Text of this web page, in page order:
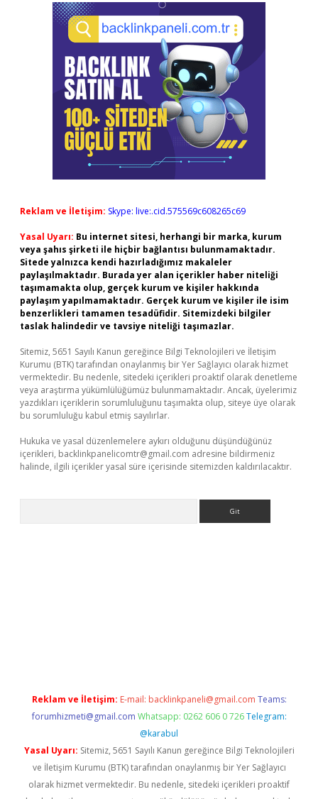
Reklam ve İletişim: Skype: live:.cid.575569c608265c69
Yasal Uyarı: Bu internet sitesi, herhangi bir marka, kurum
veya şahıs şirketi ile hiçbir bağlantısı bulunmamaktadır.
Sitede yalnızca kendi hazırladığımız makaleler
paylaşılmaktadır. Burada yer alan içerikler haber niteliği
taşımamakta olup, gerçek kurum ve kişiler hakkında
paylaşım yapılmamaktadır. Gerçek kurum ve kişiler ile isim
benzerlikleri tamamen tesadüfidir. Sitemizdeki bilgiler
taslak halindedir ve tavsiye niteliği taşımazlar.
Sitemiz, 5651 Sayılı Kanun gereğince Bilgi Teknolojileri ve İletişim
Kurumu (BTK) tarafından onaylanmış bir Yer Sağlayıcı olarak hizmet
vermektedir. Bu nedenle, sitedeki içerikleri proaktif olarak denetleme
veya araştırma yükümlülüğümüz bulunmamaktadır. Ancak, üyelerimiz
yazdıkları içeriklerin sorumluluğunu taşımakta olup, siteye üye olarak
bu sorumluluğu kabul etmiş sayılırlar.
Hukuka ve yasal düzenlemelere aykırı olduğunu düşündüğünüz
içerikleri, backlinkpanelicomtr@gmail.com adresine bildirmeniz
halinde, ilgili içerikler yasal süre içerisinde sitemizden kaldırılacaktır.
Reklam ve İletişim: E-mail: backlinkpaneli@gmail.com Teams:
forumhizmeti@gmail.com Whatsapp: 0262 606 0 726 Telegram:
@karabul
Yasal Uyarı: Sitemiz, 5651 Sayılı Kanun gereğince Bilgi Teknolojileri
ve İletişim Kurumu (BTK) tarafından onaylanmış bir Yer Sağlayıcı
olarak hizmet vermektedir. Bu nedenle, sitedeki içerikleri proaktif